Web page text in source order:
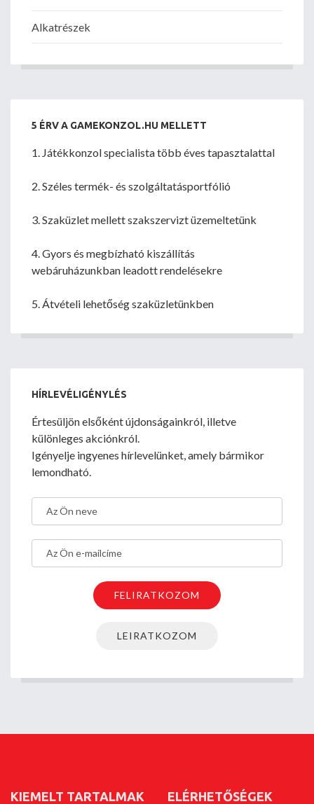
Alkatrészek
5 ÉRV A GAMEKONZOL.HU MELLETT
1. Játékkonzol specialista több éves tapasztalattal
2. Széles termék- és szolgáltatásportfólió
3. Szaküzlet mellett szakszervizt üzemeltetünk
4. Gyors és megbízható kiszállítás
webáruházunkban leadott rendelésekre
5. Átvételi lehetőség szaküzletünkben
HÍRLEVÉLIGÉNYLÉS
Értesüljön elsőként újdonságainkról, illetve
különleges akciónkról.
Igényelje ingyenes hírlevelünket, amely bármikor
lemondható.
KIEMELT TARTALMAK ELÉRHETŐSÉGEK